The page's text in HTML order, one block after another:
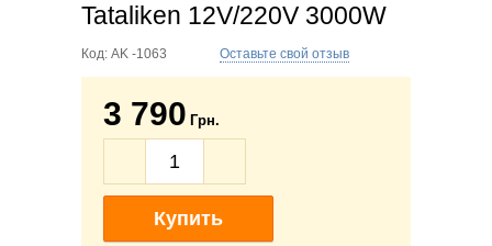
Tataliken 12V/220V 3000W
Код: AK -1063 Оставьте свой отзыв
3 790 Грн.
Купить